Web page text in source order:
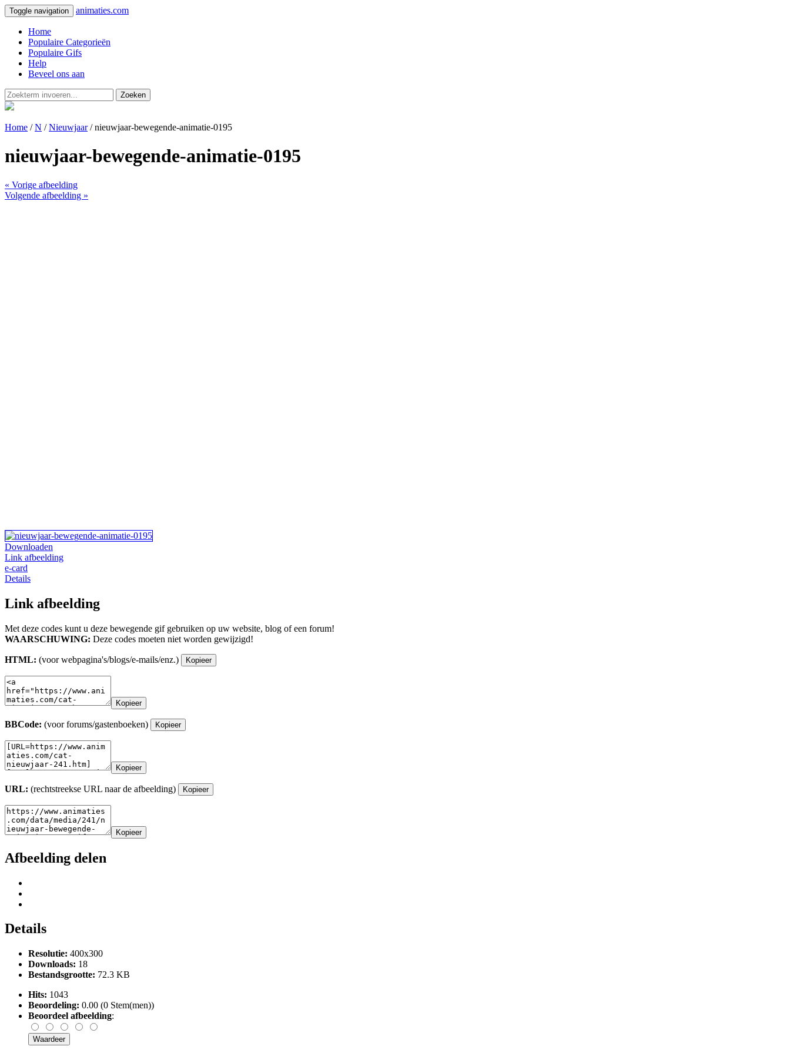
Toggle navigation animaties.com
Home
Populaire Categorieën
Populaire Gifs
Help
Beveel ons aan
Zoeken
Home /N /Nieuwjaar/ nieuwjaar-bewegende-animatie-0195
nieuwjaar-bewegende-animatie-0195
« Vorige afbeelding
Volgende afbeelding »
Downloaden
Link afbeelding
e-card
Details
Link afbeelding
Met deze codes kunt u deze bewegende gif gebruiken op uw website, blog of een forum!
WAARSCHUWING: Deze codes moeten niet worden gewijzigd!
HTML: (voor webpagina's/blogs/e-mails/enz.) Kopieer
Kopieer
BBCode: (voor forums/gastenboeken) Kopieer
Kopieer
URL: (rechtstreekse URL naar de afbeelding) Kopieer
Kopieer
Afbeelding delen
Details
Resolutie: 400x300
Downloads: 18
Bestandsgrootte: 72.3 KB
Hits: 1043
Beoordeling: 0.00 (0 Stem(men))
Beoordeel afbeelding: